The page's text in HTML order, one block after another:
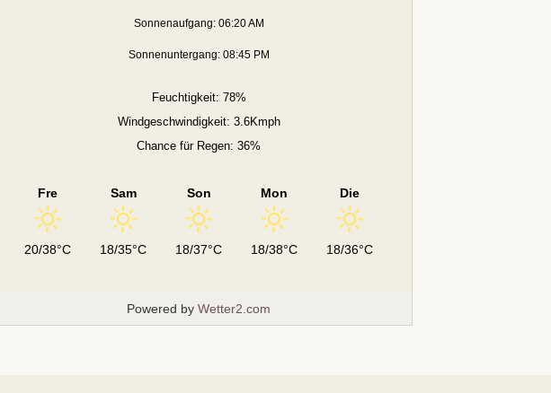
Sonnenaufgang: 06:20 AM
Sonnenuntergang: 08:45 PM
Feuchtigkeit: 78%
Windgeschwindigkeit: 3.6Kmph
Chance für Regen: 36%
Fre
20/38°C
Sam
18/35°C
Son
18/37°C
Mon
18/38°C
Die
18/36°C
Powered by Wetter2.com